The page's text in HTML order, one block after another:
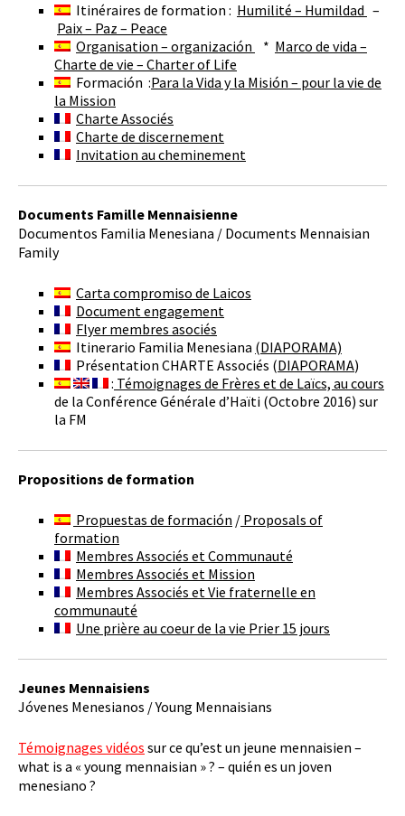
Itinéraires de formation : Humilité – Humildad –
Paix – Paz – Peace
Organisation – organización
* Marco de vida –
Charte de vie – Charter of Life
Formación :Para la Vida y la Misión – pour la vie de
la Mission
Charte Associés
Charte de discernement
Invitation au cheminement
Documents Famille Mennaisienne
Documentos Familia Menesiana / Documents Mennaisian
Family
Carta compromiso de Laicos
Document engagement
Flyer membres asociés
Itinerario Familia Menesiana (DIAPORAMA)
Présentation CHARTE Associés (DIAPORAMA)
: Témoignages de Frères et de Laïcs, au cours
de la Conférence Générale d’Haïti (Octobre 2016) sur
la FM
Propositions de formation
Propuestas de formación / Proposals of
formation
Membres Associés et Communauté
Membres Associés et Mission
Membres Associés et Vie fraternelle en
communauté
Une prière au coeur de la vie Prier 15 jours
Jeunes Mennaisiens
Jóvenes Menesianos / Young Mennaisians
Témoignages vidéos sur ce qu’est un jeune mennaisien –
what is a « young mennaisian » ? – quién es un joven
menesiano ?